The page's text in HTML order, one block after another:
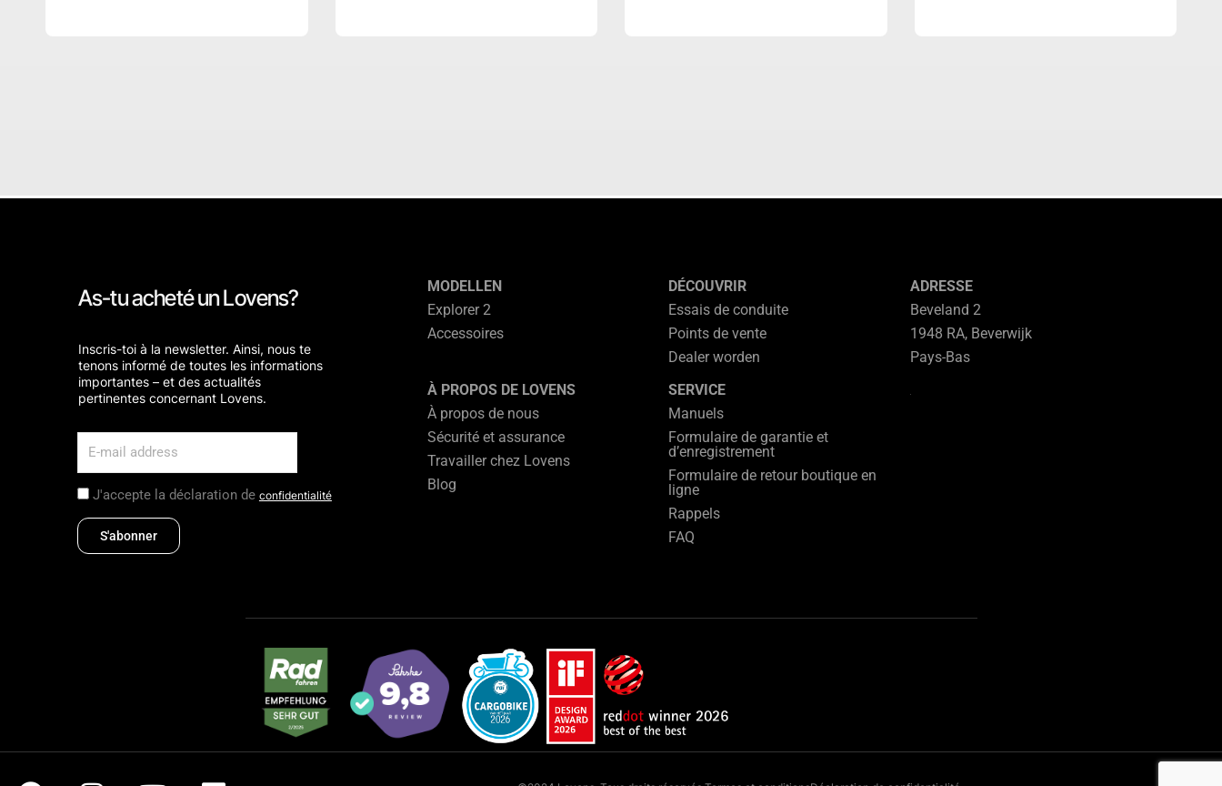
As-tu acheté un Lovens?
Inscris-toi à la newsletter. Ainsi, nous te
tenons informé de toutes les informations
importantes – et des actualités
pertinentes concernant Lovens.
J'accepte la déclaration de confidentialité
S'abonner
MODELLEN
Explorer 2
Accessoires
DÉCOUVRIR
Essais de conduite
Points de vente
Dealer worden
ADRESSE
Beveland 2
1948 RA, Beverwijk
Pays-Bas
À PROPOS DE LOVENS
À propos de nous
Sécurité et assurance
Travailler chez Lovens
Blog
SERVICE
Manuels
Formulaire de garantie et
d’enregistrement
Formulaire de retour boutique en
ligne
Rappels
FAQ